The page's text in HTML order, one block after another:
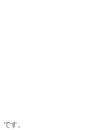
です。